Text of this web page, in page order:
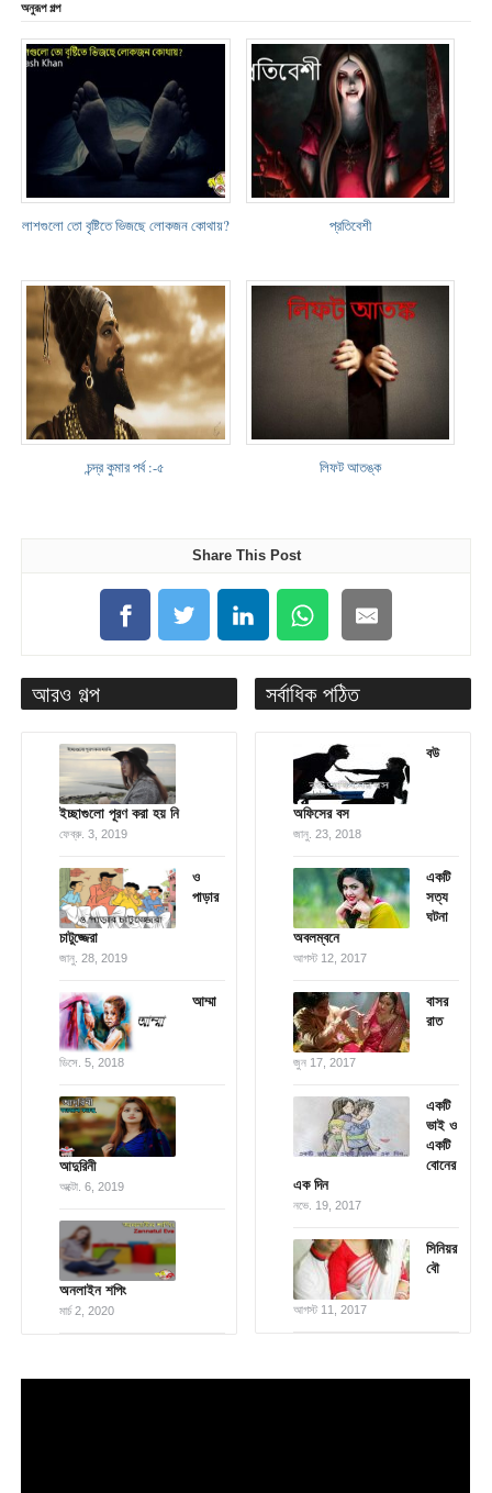
অনুরূপ গল্প
লাশগুলো তো বৃষ্টিতে ভিজছে লোকজন কোথায়? প্রতিবেশী
চন্দ্র কুমার পর্ব :-৫ লিফট আতঙ্ক
Share This Post
আরও গল্প
ইচ্ছাগুলো পূরণ করা হয় নি
ফেব্রু. 3, 2019
ও
পাড়ার
চাটুজ্জেরা
জানু. 28, 2019
আম্মা
ডিসে. 5, 2018
আদুরিনী
অক্টো. 6, 2019
অনলাইন শপিং
মার্চ 2, 2020
সর্বাধিক পঠিত
বউ
অফিসের বস
জানু. 23, 2018
একটি
সত্য
ঘটনা
অবলম্বনে
আগস্ট 12, 2017
বাসর
রাত
জুন 17, 2017
একটি
ভাই ও
একটি
বোনের
এক দিন
নভে. 19, 2017
সিনিয়র
বৌ
আগস্ট 11, 2017